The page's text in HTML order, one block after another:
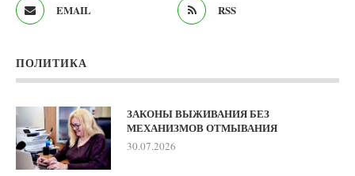
EMAIL RSS
ПОЛИТИКА
ЗАКОНЫ ВЫЖИВАНИЯ БЕЗ
МЕХАНИЗМОВ ОТМЫВАНИЯ
30.07.2026